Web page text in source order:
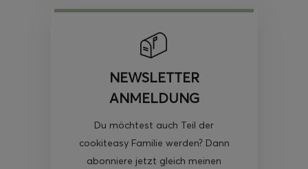
NEWSLETTER
ANMELDUNG
Du möchtest auch Teil der
cookiteasy Familie werden? Dann
abonniere jetzt gleich meinen